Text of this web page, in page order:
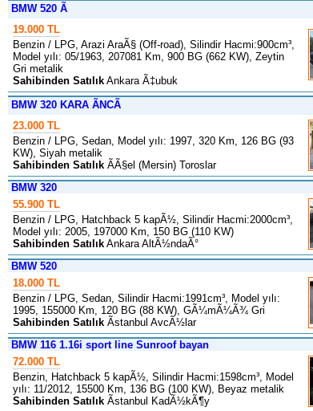
BMW 520 Ã
19.000 TL
Benzin / LPG, Arazi AraÃ§ (Off-road), Silindir Hacmi:900cm³,
Model yılı: 05/1963, 207081 Km, 900 BG (662 KW), Zeytin
Gri metalik
Sahibinden Satılık Ankara Ã‡ubuk
BMW 320 KARA ÃNCÃ
23.000 TL
Benzin / LPG, Sedan, Model yılı: 1997, 320 Km, 126 BG (93
KW), Siyah metalik
Sahibinden Satılık ÃÃ§el (Mersin) Toroslar
BMW 320
55.900 TL
Benzin / LPG, Hatchback 5 kapÃ½, Silindir Hacmi:2000cm³,
Model yılı: 2005, 197000 Km, 150 BG (110 KW)
Sahibinden Satılık Ankara AltÃ½ndaÃ°
BMW 520
18.000 TL
Benzin / LPG, Sedan, Silindir Hacmi:1991cm³, Model yılı:
1995, 155000 Km, 120 BG (88 KW), GÃ¼mÃ¼Ã¾ Gri
Sahibinden Satılık Ãstanbul AvcÃ½lar
BMW 116 1.16i sport line Sunroof bayan
72.000 TL
Benzin, Hatchback 5 kapÃ½, Silindir Hacmi:1598cm³, Model
yılı: 11/2012, 15500 Km, 136 BG (100 KW), Beyaz metalik
Sahibinden Satılık Ãstanbul KadÃ½kÃ¶y